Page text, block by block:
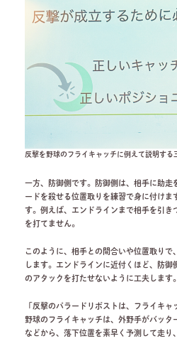
反撃を野球のフライキャッチに例えて説明する
一方、防御側です。防御側は、相手に助走
ードを殺せる位置取りを練習で身に付けま
す。例えば、エンドラインまで相手を引き
を打てません。
このように、相手との間合いや位置取りで
します。エンドラインに近付くほど、防御
のアタックを打たせないように工夫します。
「反撃のパラードリポストは、フライキャ
野球のフライキャッチは、外野手がバッタ
などから、落下位置を素早く予測して走り